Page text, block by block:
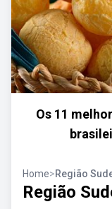
Os 11
Home>Região
Região